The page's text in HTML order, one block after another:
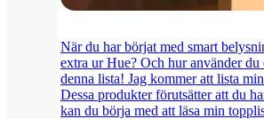
När du har börjat med smart
extra ur Hue? Och hur använder
denna lista! Jag kommer att lista
Dessa produkter förutsätter att du
kan du börja med att läsa min